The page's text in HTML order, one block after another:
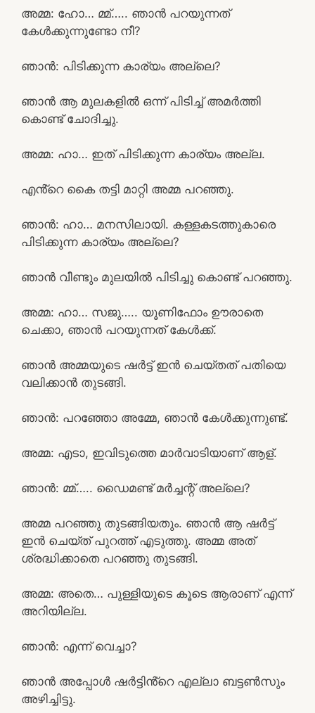
അമ്മ: ഹോ… മ്മ്….. ഞാൻ പറയുന്നത്
കേൾക്കുന്നുണ്ടോ നീ?
ഞാൻ: പിടിക്കുന്ന കാര്യം അല്ലെ?
ഞാൻ ആ മുലകളിൽ ഒന്ന് പിടിച്ച് അമർത്തി
കൊണ്ട് ചോദിച്ചു.
അമ്മ: ഹാ… ഇത് പിടിക്കുന്ന കാര്യം അല്ല.
എൻ്റെ കൈ തട്ടി മാറ്റി അമ്മ പറഞ്ഞു.
ഞാൻ: ഹാ… മനസിലായി. കള്ളകടത്തുകാരെ
പിടിക്കുന്ന കാര്യം അല്ലെ?
ഞാൻ വീണ്ടും മുലയിൽ പിടിച്ചു കൊണ്ട് പറഞ്ഞു.
അമ്മ: ഹാ… സജു….. യൂണിഫോം ഊരാതെ
ചെക്കാ, ഞാൻ പറയുന്നത് കേൾക്ക്.
ഞാൻ അമ്മയുടെ ഷർട്ട്‌ ഇൻ ചെയ്തത് പതിയെ
വലിക്കാൻ തുടങ്ങി.
ഞാൻ: പറഞ്ഞോ അമ്മേ, ഞാൻ കേൾക്കുന്നുണ്ട്.
അമ്മ: എടാ, ഇവിടുത്തെ മാർവാടിയാണ് ആള്.
ഞാൻ: മ്മ്….. ഡൈമണ്ട് മർച്ചന്റ് അല്ലെ?
അമ്മ പറഞ്ഞു തുടങ്ങിയതും. ഞാൻ ആ ഷർട്ട്‌
ഇൻ ചെയ്ത് പുറത്ത് എടുത്തു. അമ്മ അത്
ശ്രദ്ധിക്കാതെ പറഞ്ഞു തുടങ്ങി.
അമ്മ: അതെ… പുള്ളിയുടെ കൂടെ ആരാണ് എന്ന്
അറിയില്ല.
ഞാൻ: എന്ന് വെച്ചാ?
ഞാൻ അപ്പോൾ ഷർട്ടിൻ്റെ എല്ലാ ബട്ടൺസും
അഴിച്ചിട്ടു.